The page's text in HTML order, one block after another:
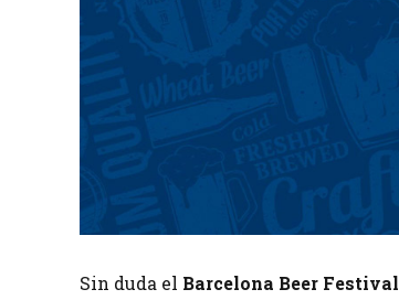
Sin duda el Barcelona Beer Festival